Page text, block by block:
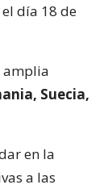
día 18 de
amplia
Suecia,
en la
a las